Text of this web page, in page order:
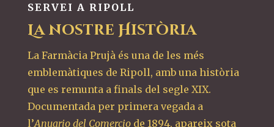
SERVEI A RIPOLL
La nostre Història
La Farmàcia Prujà és una de les més
emblemàtiques de Ripoll, amb una història
que es remunta a finals del segle XIX.
Documentada per primera vegada a
l’Anuario del Comerciode 1894, apareix sota